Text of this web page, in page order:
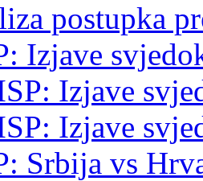
postupka
Izjave
Izjave
Izjave
Srbija vs